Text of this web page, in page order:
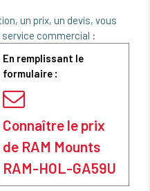
un prix, un devis, vous
commercial :
En remplissant le
formulaire :
Connaître le prix
de RAM Mounts
RAM-HOL-GA59U